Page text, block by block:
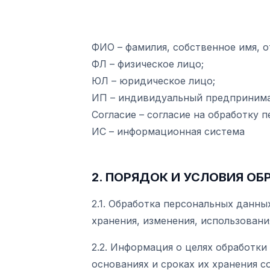
ФИО – фамилия, собственное имя,
ФЛ – физическое лицо;
ЮЛ – юридическое лицо;
ИП – индивидуальный
Согласие – согласие на обработку
ИС – информационная система
2. ПОРЯДОК И УСЛОВИЯ
2.1. Обработка персональных
хранения, изменения,
2.2. Информация о целях
основаниях и сроках их хранения